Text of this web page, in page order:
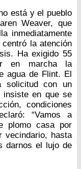
está y el pueblo
Weaver, que
inmediatamente
la atención
Ha exigido 55
en marcha la
agua de Flint. El
solicitud con un
insiste en que se
condiciones
“Vamos a
plomo casa por
vecindario, hasta
darnos el lujo de